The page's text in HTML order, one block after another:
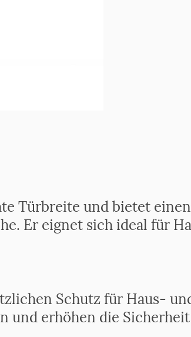
Türbreite und bietet
Er eignet sich ideal für
Schutz für Haus-
und erhöhen die